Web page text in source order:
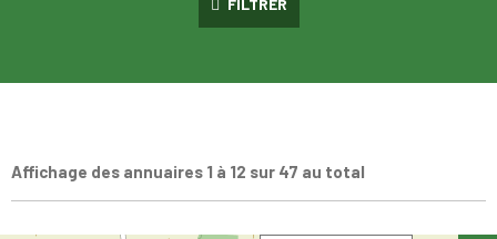
FILTRER
Affichage des annuaires 1 à 12 sur 47 au total